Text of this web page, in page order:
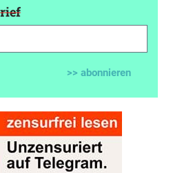
>> abonnieren